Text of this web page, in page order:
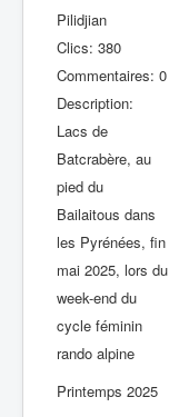
Pilidjian
Clics: 380
Commentaires: 0
Description:
Lacs de
Batcrabère, au
pied du
Bailaitous dans
les Pyrénées, fin
mai 2025, lors du
week-end du
cycle féminin
rando alpine
Printemps 2025